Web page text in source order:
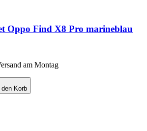
Oppo Find X8 Pro marineblau
am Montag
den Korb